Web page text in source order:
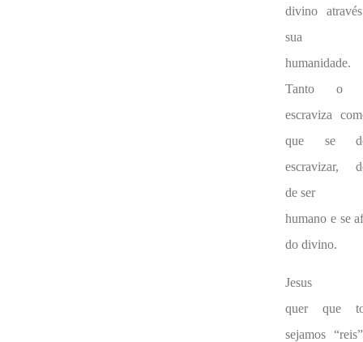
divino
sua
humanidade.
Tanto o
escraviza
que se
escravizar,
de ser
humano e se
do divino.
Jesus
quer que
sejamos